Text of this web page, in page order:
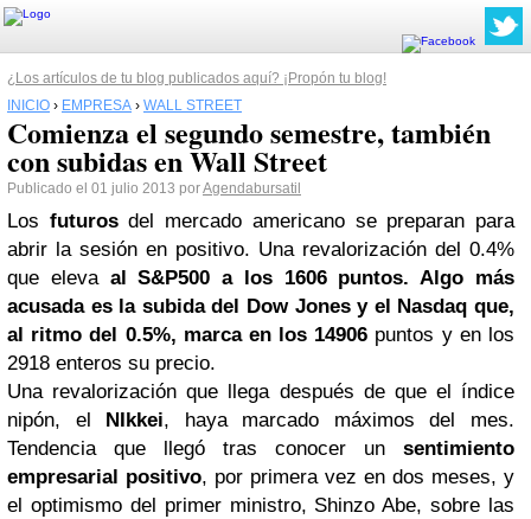
¿Los artículos de tu blog publicados aquí? ¡Propón tu blog!
INICIO › EMPRESA › WALL STREET
Comienza el segundo semestre, también
con subidas en Wall Street
Publicado el 01 julio 2013 porAgendabursatil
Los futurosdel mercado americano se preparan para
abrir la sesión en positivo. Una revalorización del 0.4%
que eleva al S&P500 a los 1606 puntos. Algo más
acusada es la subida del Dow Jonesy el Nasdaq que,
al ritmo del 0.5%, marcaen los 14906 puntos y en los
2918 enteros su precio.
Una revalorización que llega después de que el índice
nipón, el NIkkei, haya marcado máximos del mes.
Tendencia que llegó tras conocer un sentimiento
empresarial positivo, por primera vez en dos meses, y
el optimismo del primer ministro, Shinzo Abe, sobre las